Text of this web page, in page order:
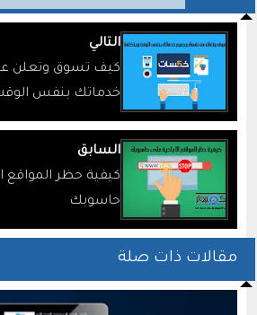
التالي
كيف تسوق وتعلن
خدماتك بنفس
السابق
كيفية حظر المواقع
حاسوبك
مقالات ذات صلة